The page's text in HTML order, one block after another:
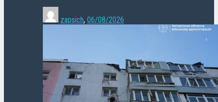
zapsich, 06/08/2026